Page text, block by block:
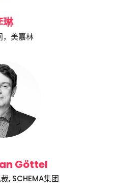
琳
，美嘉林
Göttel
, SCHEMA集团